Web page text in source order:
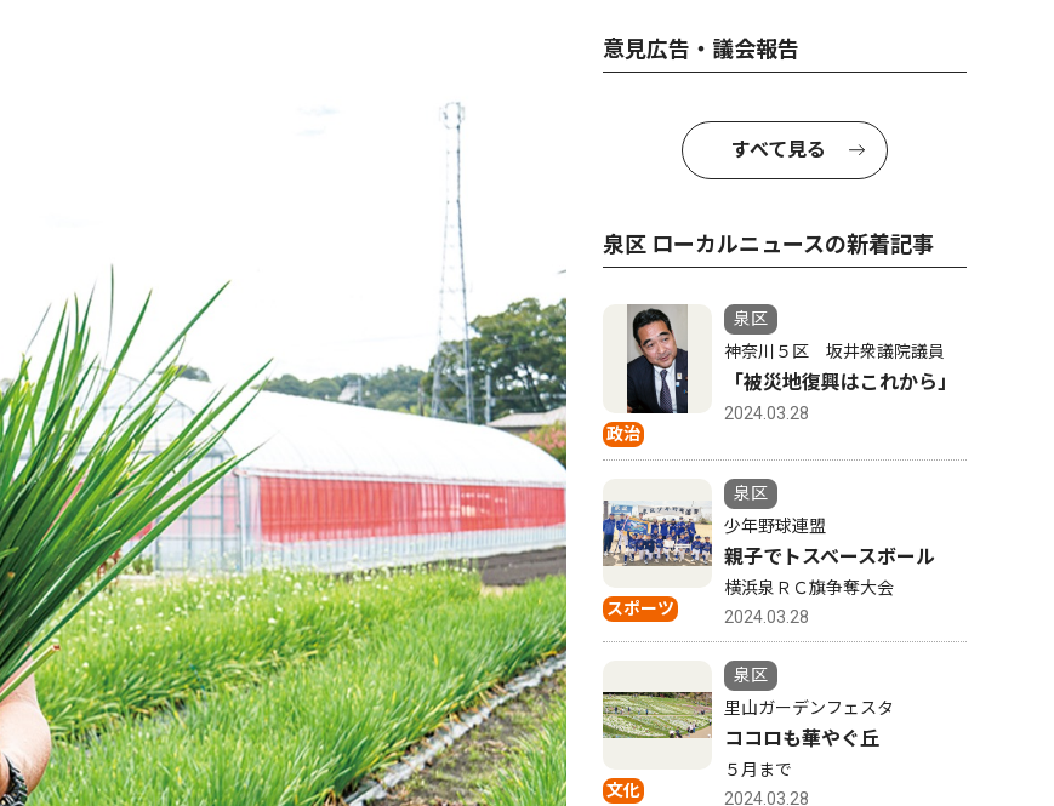
意見広告・議会報告
すべて見る
泉区 ローカルニュースの新着記事
政治
泉区
神奈川５区 坂井衆議院議員
「被災地復興はこれから」
2024.03.28
スポーツ
泉区
少年野球連盟
親子でトスベースボール
横浜泉ＲＣ旗争奪大会
2024.03.28
文化
泉区
里山ガーデンフェスタ
ココロも華やぐ丘
５月まで
2024.03.28